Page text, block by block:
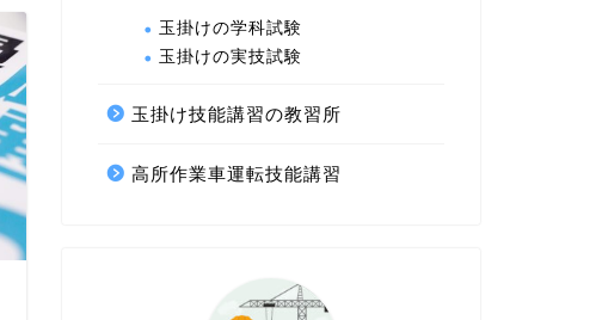
玉掛けの学科試験
玉掛けの実技試験
玉掛け技能講習の教習所
高所作業車運転技能講習